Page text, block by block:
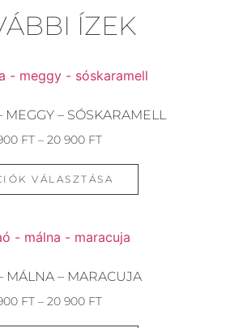
ÍZEK
MEGGY – SÓSKARAMELL
FT – 20 900 FT
VÁLASZTÁSA
MÁLNA – MARACUJA
FT – 20 900 FT